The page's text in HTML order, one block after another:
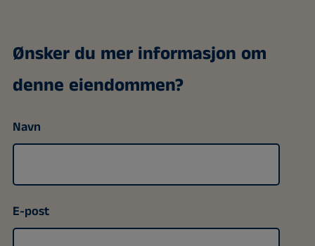
Ønsker du mer informasjon om
denne eiendommen?
Navn
E-post